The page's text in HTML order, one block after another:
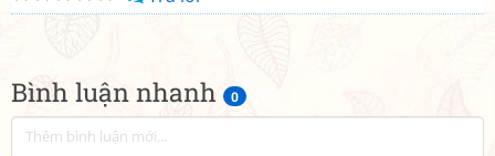
Bình luận nhanh 0